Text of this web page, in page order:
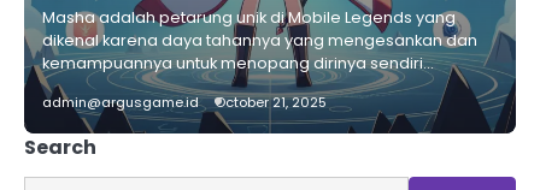
Masha adalah petarung unik di Mobile Legends yang
dikenal karena daya tahannya yang mengesankan dan
kemampuannya untuk menopang dirinya sendiri…
admin@argusgame.id October 21, 2025
Search